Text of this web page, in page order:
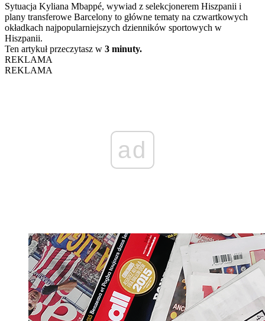
Sytuacja Kyliana Mbappé, wywiad z selekcjonerem Hiszpanii i
plany transferowe Barcelony to główne tematy na czwartkowych
okładkach najpopularniejszych dzienników sportowych w
Hiszpanii.
Ten artykuł przeczytasz w 3 minuty.
REKLAMA
REKLAMA
ad